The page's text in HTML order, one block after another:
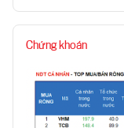
Chứng khoán